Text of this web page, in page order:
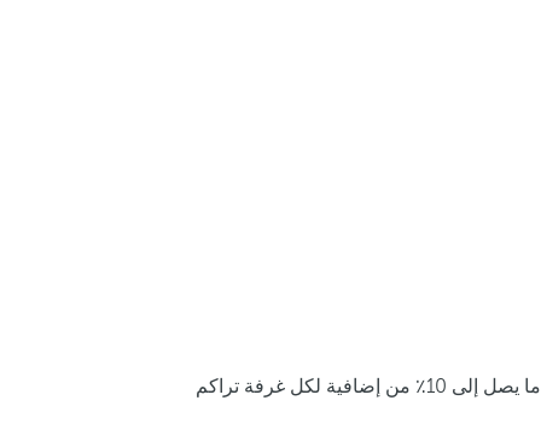
ما يصل إلى 10٪ من إضافية لكل غرفة تراكم